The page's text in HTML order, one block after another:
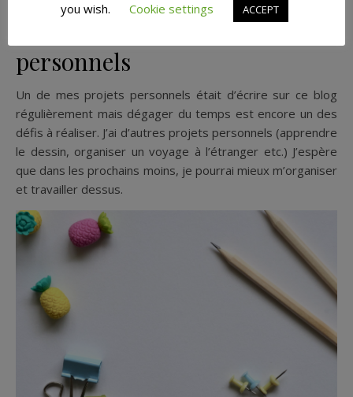
3. Me mettre à des projets
personnels
Un de mes projets personnels était d’écrire sur ce blog
régulièrement mais dégager du temps est encore un des
défis à réaliser. J’ai d’autres projets personnels (apprendre
le dessin, organiser un voyage à l’étranger etc.) J’espère
que dans les prochains moins, je pourrai mieux m’organiser
et travailler dessus.
you wish.
Cookie settings ACCEPT